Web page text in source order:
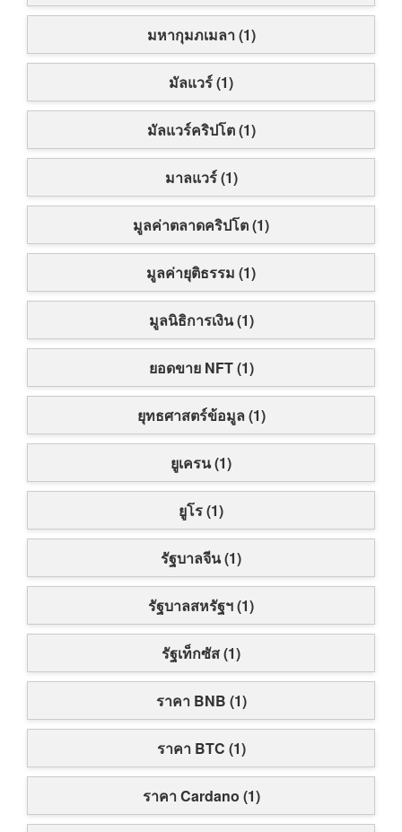
มหากุมภเมลา (1)
มัลแวร์ (1)
มัลแวร์คริปโต (1)
มาลแวร์ (1)
มูลค่าตลาดคริปโต (1)
มูลค่ายุติธรรม (1)
มูลนิธิการเงิน (1)
ยอดขาย NFT (1)
ยุทธศาสตร์ข้อมูล (1)
ยูเครน (1)
ยูโร (1)
รัฐบาลจีน (1)
รัฐบาลสหรัฐฯ (1)
รัฐเท็กซัส (1)
ราคา BNB (1)
ราคา BTC (1)
ราคา Cardano (1)